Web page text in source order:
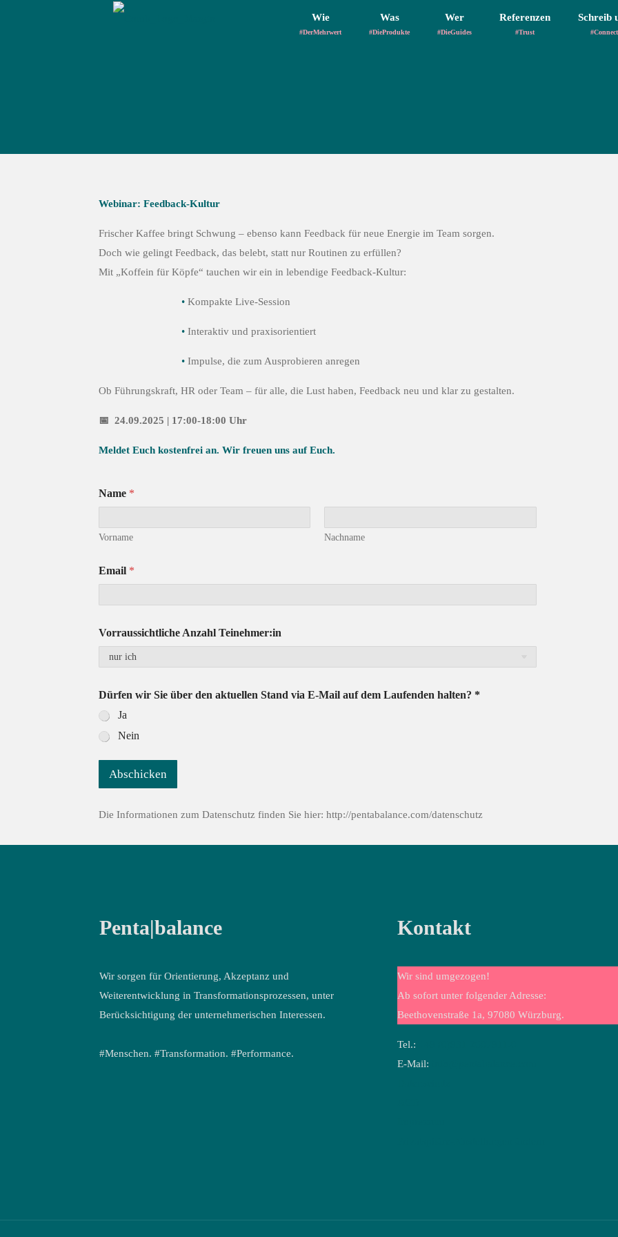
Wie
#DerMehrwert
Was
#DieProdukte
Wer
#DieGuides
Referenzen
#Trust
Schreib
#Connect
Webinar: Feedback-Kultur
Frischer Kaffee bringt Schwung – ebenso kann Feedback für neue Energie im Team sorgen.
Doch wie gelingt Feedback, das belebt, statt nur Routinen zu erfüllen?
Mit „Koffein für Köpfe“ tauchen wir ein in lebendige Feedback-Kultur:
• Kompakte Live-Session
•Interaktiv und praxisorientiert
•Impulse, die zum Ausprobieren anregen
Ob Führungskraft, HR oder Team – für alle, die Lust haben, Feedback neu und klar zu gestalten.
📅 24.09.2025 | 17:00-18:00 Uhr
Meldet Euch kostenfrei an. Wir freuen uns auf Euch.
Name *
Vorname Nachname
L
a
n
e
S
e
Email *
Vorraussichtliche Anzahl Teinehmer:in
Dürfen wir Sie über den aktuellen Stand via E-Mail auf dem Laufenden halten? *
Ja
Nein
Abschicken
Die Informationen zum Datenschutz finden Sie hier: http://pentabalance.com/datenschutz
Penta|balance
Wir sorgen für Orientierung, Akzeptanz und
Weiterentwicklung in Transformations­prozessen, unter
Berücksichtigung der unternehmerischen Interessen.
#Menschen. #Transformation. #Performance.
Kontakt
Wir sind umgezogen!
Ab sofort unter folgender Adresse:
Beethovenstraße 1a, 97080 Würzburg.
Tel.:
E-Mail: